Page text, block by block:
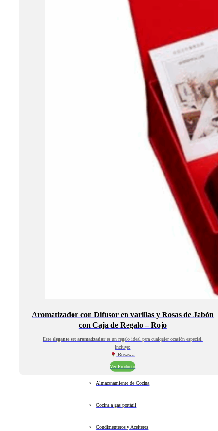
Aromatizador con Difusor en varillas y Rosas de Jabón
con Caja de Regalo – Rojo
Este elegante set aromatizadores un regalo ideal para cualquier ocasión especial.
Incluye:
Rosas…
Ver Producto
Almacenamiento de Cocina
Cocina a gas portátil
Condimenteros y Aceiteros